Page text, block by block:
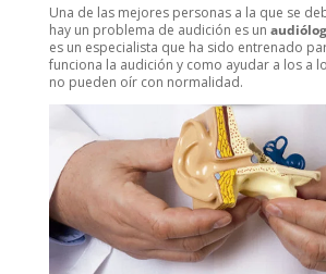
Una de las mejores personas a la que se
hay un problema de audición es un
es un especialista que ha sido entrenado
funciona la audición y como ayudar a los a
no pueden oír con normalidad.